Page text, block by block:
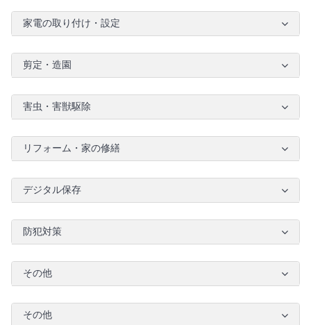
家電の取り付け・設定
剪定・造園
害虫・害獣駆除
リフォーム・家の修繕
デジタル保存
防犯対策
その他
その他